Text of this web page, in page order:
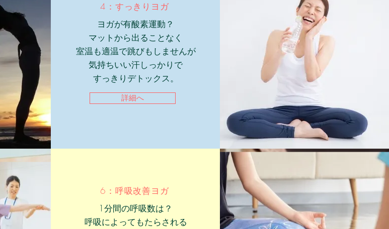
4：すっきりヨガ
ヨガが有酸素運動？
マットから出ることなく
室温も適温で跳びもしませんが
気持ちいい汗しっかりで
​すっきりデトックス。
詳細へ
6：呼吸改善ヨガ
1分間の呼吸数は？
呼吸によってもたらされる